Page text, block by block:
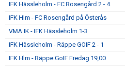
IFK Hässleholm - FC Rosengård 2 - 4
IFK Hlm - FC Rosengård på Österås
VMA IK - IFK Hässleholm 1-3
IFK Hässleholm - Räppe GOIF 2 - 1
IFK Hlm - Räppe GoIF Fredag 19,00